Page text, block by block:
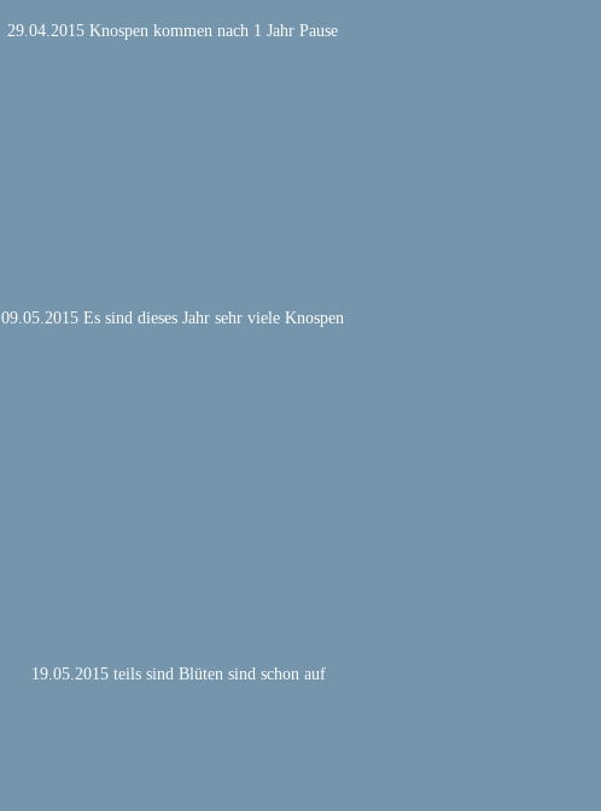
29.04.2015 Knospen kommen nach 1 Jahr Pause
09.05.2015 Es sind dieses Jahr sehr viele Knospen
19.05.2015 teils sind Blüten sind schon auf